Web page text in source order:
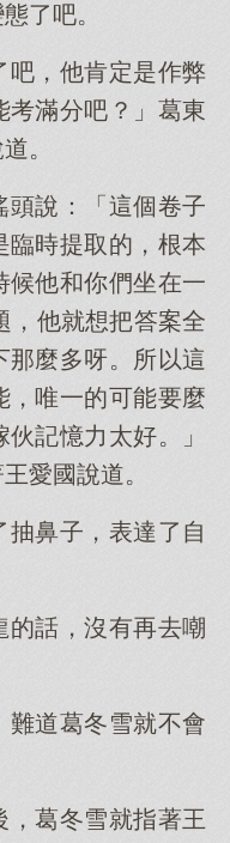
了吧。
吧，他肯定是作弊
考滿分吧？」葛東
。
頭說：「這個卷子
臨時提取的，根本
候他和你們坐在一
，他就想把答案全
那麼多呀。所以這
，唯一的可能要麼
記憶力太好。」
愛國說道。
鼻子，表達了自
話，沒有再去嘲
難道葛冬雪就不會
葛冬雪就指著王